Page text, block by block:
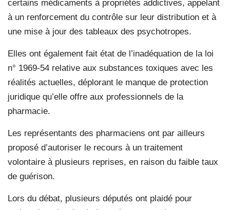
certains médicaments à propriétés addictives, appelant
à un renforcement du contrôle sur leur distribution et à
une mise à jour des tableaux des psychotropes.
Elles ont également fait état de l’inadéquation de la loi
n° 1969-54 relative aux substances toxiques avec les
réalités actuelles, déplorant le manque de protection
juridique qu’elle offre aux professionnels de la
pharmacie.
Les représentants des pharmaciens ont par ailleurs
proposé d’autoriser le recours à un traitement
volontaire à plusieurs reprises, en raison du faible taux
de guérison.
Lors du débat, plusieurs députés ont plaidé pour